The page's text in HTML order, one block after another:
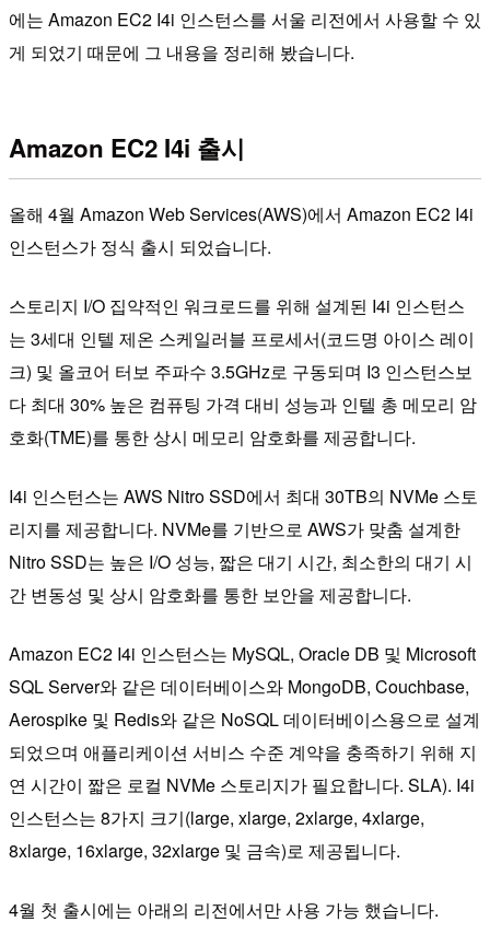
에는 Amazon EC2 I4i 인스턴스를 서울 리전에서 사용할 수 있
게 되었기 때문에 그 내용을 정리해 봤습니다.
Amazon EC2 I4i 출시
올해 4월 Amazon Web Services(AWS)에서 Amazon EC2 I4i
인스턴스가 정식 출시 되었습니다.
스토리지 I/O 집약적인 워크로드를 위해 설계된 I4i 인스턴스
는 3세대 인텔 제온 스케일러블 프로세서(코드명 아이스 레이
크) 및 올코어 터보 주파수 3.5GHz로 구동되며 I3 인스턴스보
다 최대 30% 높은 컴퓨팅 가격 대비 성능과 인텔 총 메모리 암
호화(TME)를 통한 상시 메모리 암호화를 제공합니다.
I4i 인스턴스는 AWS Nitro SSD에서 최대 30TB의 NVMe 스토
리지를 제공합니다. NVMe를 기반으로 AWS가 맞춤 설계한
Nitro SSD는 높은 I/O 성능, 짧은 대기 시간, 최소한의 대기 시
간 변동성 및 상시 암호화를 통한 보안을 제공합니다.
Amazon EC2 I4i 인스턴스는 MySQL, Oracle DB 및 Microsoft
SQL Server와 같은 데이터베이스와 MongoDB, Couchbase,
Aerospike 및 Redis와 같은 NoSQL 데이터베이스용으로 설계
되었으며 애플리케이션 서비스 수준 계약을 충족하기 위해 지
연 시간이 짧은 로컬 NVMe 스토리지가 필요합니다. SLA). I4i
인스턴스는 8가지 크기(large, xlarge, 2xlarge, 4xlarge,
8xlarge, 16xlarge, 32xlarge 및 금속)로 제공됩니다.
4월 첫 출시에는 아래의 리전에서만 사용 가능 했습니다.